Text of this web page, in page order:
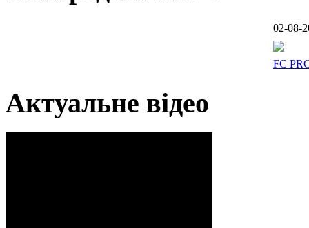
02-08-
FC
Актуальне відео